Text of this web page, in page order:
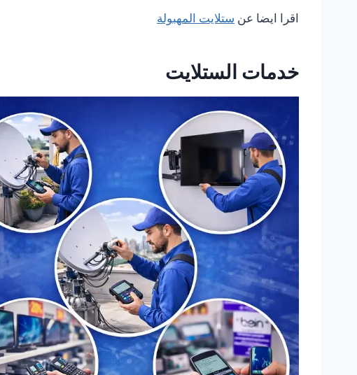
اقرا ايضا عنستلايت المهبولة
خدمات الستلايت